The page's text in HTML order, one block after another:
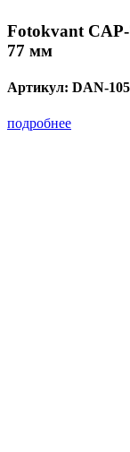
Fotokvant
77 мм
Артикул: DAN-
подробнее